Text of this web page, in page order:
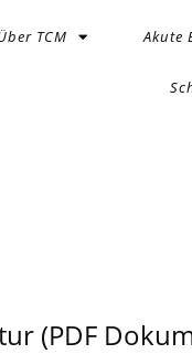
TCM Akute
(PDF